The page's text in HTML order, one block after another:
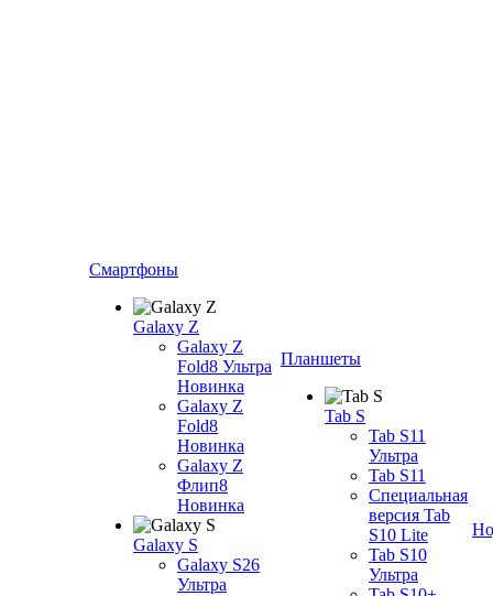
Смартфоны
Galaxy Z
Galaxy Z
Fold8 Ультра
Новинка
Galaxy Z
Fold8
Новинка
Galaxy Z
Флип8
Новинка
Galaxy S
Galaxy S26
Ультра
Планшеты
Tab S
Tab S11
Ультра
Tab S11
Специальная
версия Tab
S10 Lite
Tab S10
Ультра